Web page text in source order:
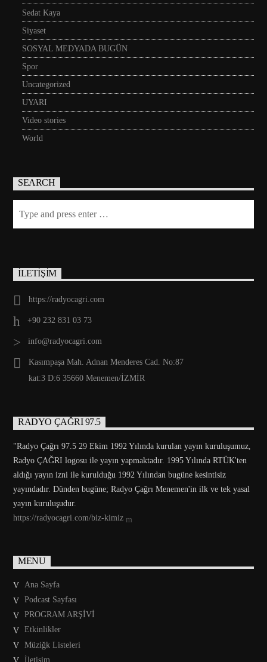
Sedat Kaya
Siyaset
SOSYAL MEDYADA BUGÜN
Spor
Uncategorized
UYARI
Video stories
World
SEARCH
İLETİŞİM
https://radyocagri.com
+90 232 831 03 73
info@radyocagri.com
Kasımpaşa Mah. Adnan Menderes Cad. No:87
kat:3 D:6 35660 Menemen/İZMİR
RADYO ÇAĞRI 97.5
"Radyo Çağrı 97.5 29 Ekim 1992 Yılında kurulan yayın kuruluşumuz,
Radyo ÇAĞRI logosu ile yayın yapmaktadır. 1995 Yılında RTÜK'ten
aldığı yayın izni ile kurulduğu 1992 Yılından bugüne kesintisiz
yayındadır. Dünden bugüne; Radyo Çağrı Menemen'in ilk ve tek yasal
yayın kuruluşudur.
https://radyocagri.com/biz-kimiz
MENU
Ana Sayfa
Podcast Sayfası
PROGRAM ARŞİVİ
Etkinlikler
Müziğk Listeleri
İletişim